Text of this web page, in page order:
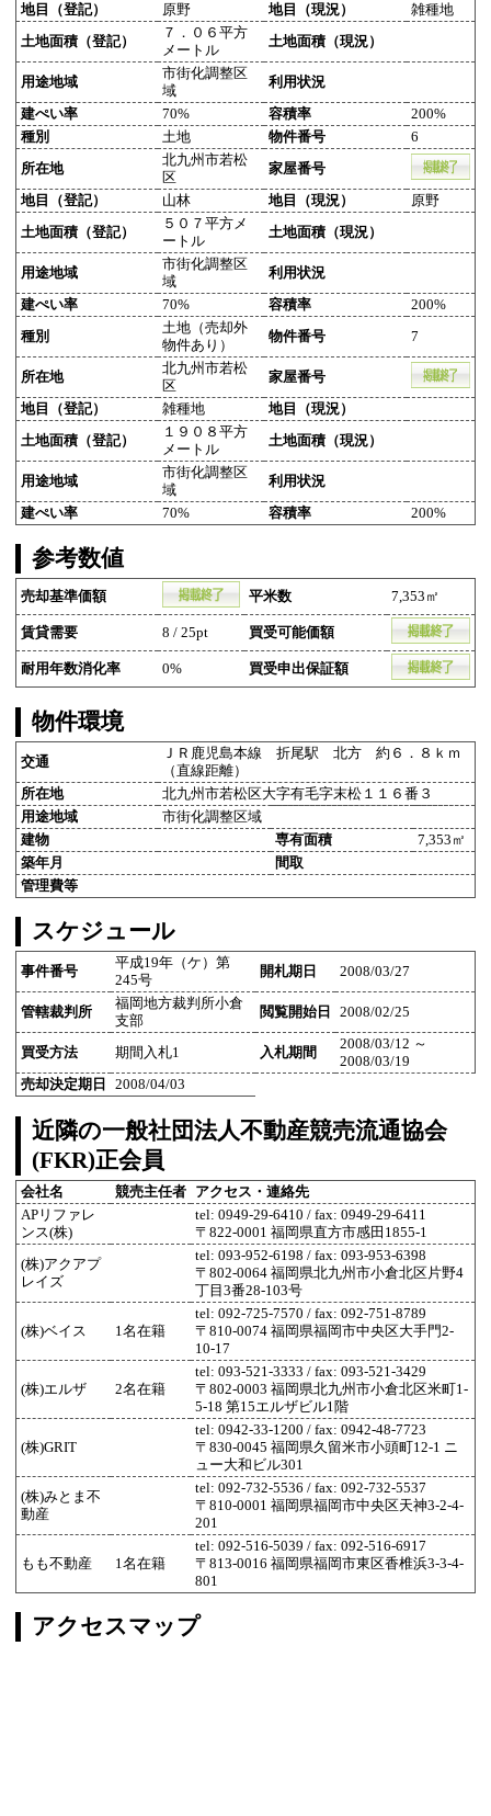
地目（登記） 原野 地目（現況） 雑種地
土地面積（登記）
７．０６平方
メートル
土地面積（現況）
用途地域
市街化調整区
域
利用状況
建ぺい率 70% 容積率
200%
種別
土地 物件番号 6
所在地
北九州市若松
区
家屋番号
地目（登記） 山林 地目（現況） 原野
土地面積（登記）
５０７平方メ
ートル
土地面積（現況）
用途地域
市街化調整区
域
利用状況
建ぺい率 70% 容積率 200%
種別
土地（売却外
物件あり）
物件番号 7
所在地
北九州市若松
区
家屋番号
地目（登記） 雑種地 地目（現況）
土地面積（登記）
１９０８平方
メートル
土地面積（現況）
用途地域
市街化調整区
域
利用状況
建ぺい率 70% 容積率 200%
参考数値
売却基準価額 平米数 7,353㎡
賃貸需要 8 / 25pt 買受可能価額
耐用年数消化率 0% 買受申出保証額
物件環境
交通
ＪＲ鹿児島本線 折尾駅 北方 約６．８ｋｍ
（直線距離）
所在地
北九州市若松区大字有毛字末松１１６番３
用途地域
市街化調整区域
建物
専有面積
7,353㎡
築年月
間取
管理費等
スケジュール
事件番号
平成19年（ケ）第
245号
開札期日 2008/03/27
管轄裁判所
福岡地方裁判所小倉
支部
閲覧開始日 2008/02/25
買受方法 期間入札1 入札期間
2008/03/12 ～
2008/03/19
売却決定期日
2008/04/03
近隣の一般社団法人不動産競売流通協会
(FKR)正会員
会社名 競売主任者
アクセス・連絡先
APリファレ
ンス(株)
tel: 0949-29-6410 / fax: 0949-29-6411
〒822-0001 福岡県直方市感田1855-1
(株)アクアプ
レイズ
tel: 093-952-6198 / fax: 093-953-6398
〒802-0064 福岡県北九州市小倉北区片野4
丁目3番28-103号
(株)ベイス 1名在籍
tel: 092-725-7570 / fax: 092-751-8789
〒810-0074 福岡県福岡市中央区大手門2-
10-17
(株)エルザ 2名在籍
tel: 093-521-3333 / fax: 093-521-3429
〒802-0003 福岡県北九州市小倉北区米町1-
5-18 第15エルザビル1階
(株)GRIT
tel: 0942-33-1200 / fax: 0942-48-7723
〒830-0045 福岡県久留米市小頭町12-1 ニ
ュー大和ビル301
(株)みとま不
動産
tel: 092-732-5536 / fax: 092-732-5537
〒810-0001 福岡県福岡市中央区天神3-2-4-
201
もも不動産 1名在籍
tel: 092-516-5039 / fax: 092-516-6917
〒813-0016 福岡県福岡市東区香椎浜3-3-4-
801
アクセスマップ